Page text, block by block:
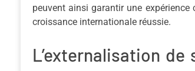
peuvent ainsi garantir une
croissance internationale réussie.
L’externalisation